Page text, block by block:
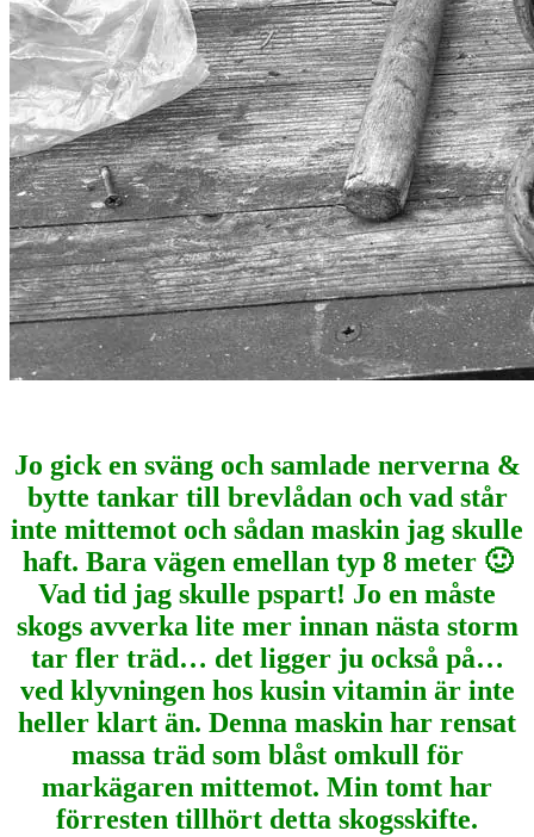
Jo gick en sväng och samlade nerverna &
bytte tankar till brevlådan och vad står
inte mittemot och sådan maskin jag skulle
haft. Bara vägen emellan typ 8 meter 🙂
Vad tid jag skulle pspart! Jo en måste
skogs avverka lite mer innan nästa storm
tar fler träd… det ligger ju också på…
ved klyvningen hos kusin vitamin är inte
heller klart än. Denna maskin har rensat
massa träd som blåst omkull för
markägaren mittemot. Min tomt har
förresten tillhört detta skogsskifte.